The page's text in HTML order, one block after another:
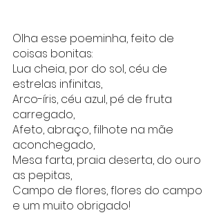
Olha esse poeminha, feito de
coisas bonitas:
Lua cheia, por do sol, céu de
estrelas infinitas,
Arco-íris, céu azul, pé de fruta
carregado,
Afeto, abraço, filhote na mãe
aconchegado,
Mesa farta, praia deserta, do ouro
as pepitas,
Campo de flores, flores do campo
e um muito obrigado!